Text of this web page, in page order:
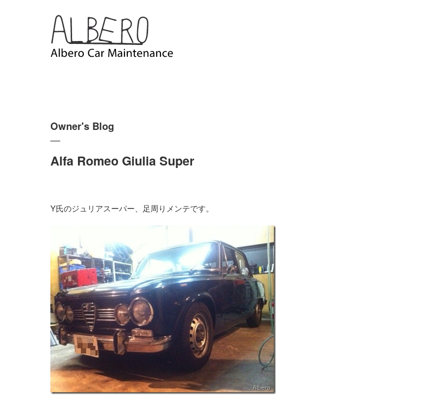
Owner's Blog
Alfa Romeo Giulia Super
Y氏のジュリアスーパー、足周りメンテです。